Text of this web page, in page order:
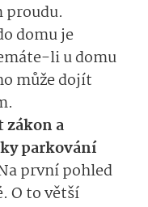
proudu.
domu je
li u domu
může dojít
a
parkování
první pohled
O to větší